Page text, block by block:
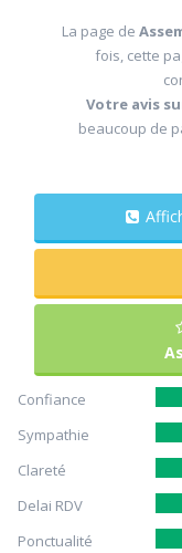
La page de
fois, cette
Votre avis
beaucoup de
Confiance
Sympathie
Clareté
Delai RDV
Ponctualité